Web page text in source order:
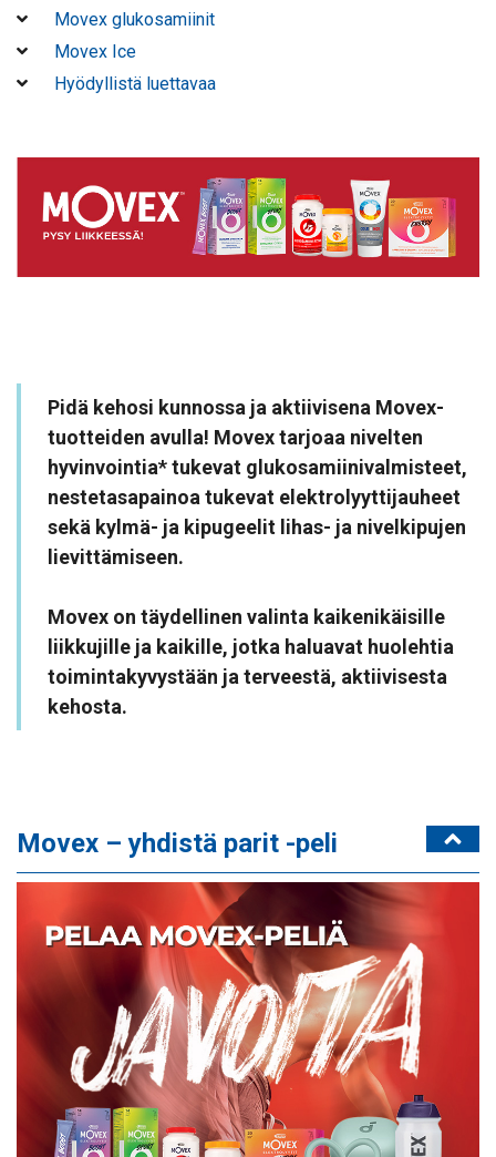
Movex glukosamiinit
Movex Ice
Hyödyllistä luettavaa
Pidä kehosi kunnossa ja aktiivisena Movex-
tuotteiden avulla! Movex tarjoaa nivelten
hyvinvointia* tukevat glukosamiinivalmisteet,
nestetasapainoa tukevat elektrolyyttijauheet
sekä kylmä- ja kipugeelit lihas- ja nivelkipujen
lievittämiseen.
Movex on täydellinen valinta kaikenikäisille
liikkujille ja kaikille, jotka haluavat huolehtia
toimintakyvystään ja terveestä, aktiivisesta
kehosta.
Movex – yhdistä parit -peli